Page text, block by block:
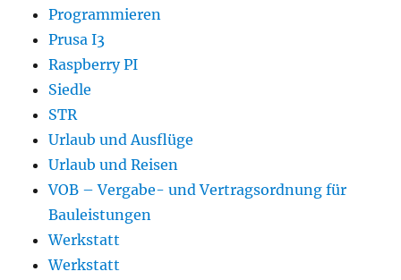
Programmieren
Prusa I3
Raspberry PI
Siedle
STR
Urlaub und Ausflüge
Urlaub und Reisen
VOB – Vergabe- und Vertragsordnung für
Bauleistungen
Werkstatt
Werkstatt